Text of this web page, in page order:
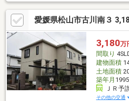
愛媛県松山市古川南３
3,180万
間取り
建物面積
土地面積
築年月
ＪＲ予
その他の交通